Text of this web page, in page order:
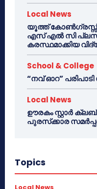
Local News
യൂത്ത് കോൺഗ്രസ്സ്
എസ് എൽ സി പ്ലസ്
കരസ്ഥമാക്കിയ
School & College
“നവ് ഓറ” പരിപാടി
Local News
ഊരകം സ്റ്റാർ
പുരസ്‌ക്കാര
Topics